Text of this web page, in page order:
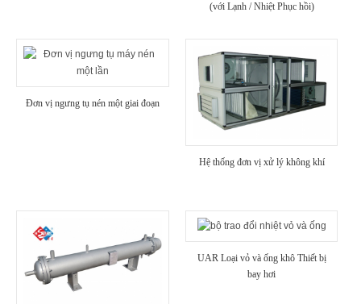
(với Lạnh / Nhiệt Phục hồi)
Đơn vị ngưng tụ nén một giai đoạn
Hệ thống đơn vị xử lý không khí
UAR Loại vỏ và ống khô Thiết bị
bay hơi